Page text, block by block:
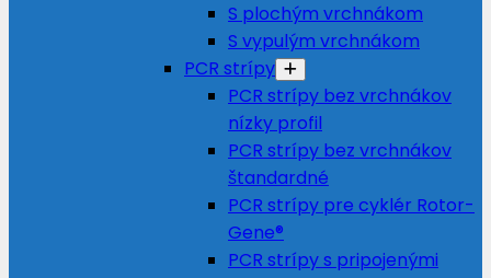
S plochým vrchnákom
S vypulým vrchnákom
PCR strípy
PCR strípy bez vrchnákov
nízky profil
PCR strípy bez vrchnákov
štandardné
PCR strípy pre cyklér Rotor-
Gene®
PCR strípy s pripojenými